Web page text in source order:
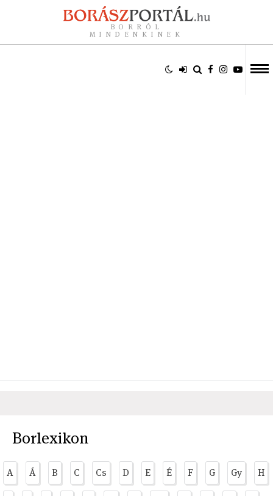
BORRÓL
MINDENKINEK
Borlexikon
A Á B C Cs D E É F G Gy H